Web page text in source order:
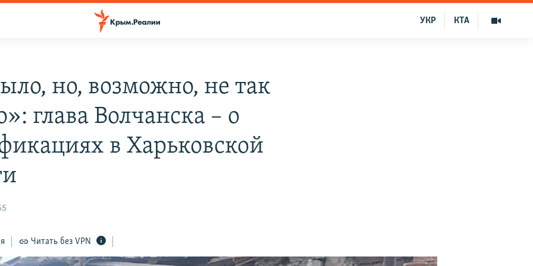
КТА
УКР
но, возможно, не так
глава Волчанска – о
в Харьковской
Читать без VPN